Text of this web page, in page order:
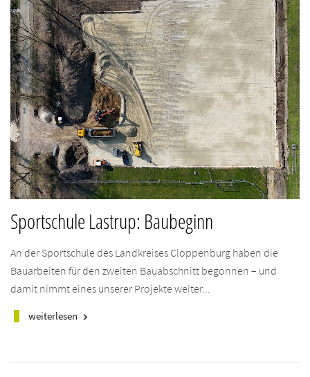
Sportschule Lastrup: Baubeginn
An der Sportschule des Landkreises Cloppenburg haben die
Bauarbeiten für den zweiten Bauabschnitt begonnen – und
damit nimmt eines unserer Projekte weiter...
weiterlesen keyboard_arrow_right